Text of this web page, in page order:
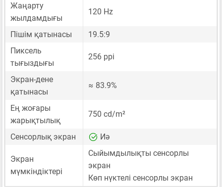
Жаңарту
жылдамдығы
120 Hz
Пішім қатынасы
19.5:9
Пиксель
тығыздығы
256 ppi
Экран-дене
қатынасы
≈ 83.9%
Ең жоғары
жарықтылық
750 cd/m²
Сенсорлық экран Иә
Экран
мүмкіндіктері
Сыйымдылықты сенсорлы
экран
Көп нүктелі сенсорлы экран